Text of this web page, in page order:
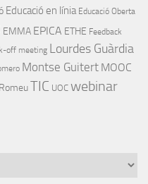
Educació en línia Educació Oberta
EMMA EPICA ETHE Feedback
off meeting Lourdes Guàrdia
Montse Guitert MOOC
TIC UOC webinar